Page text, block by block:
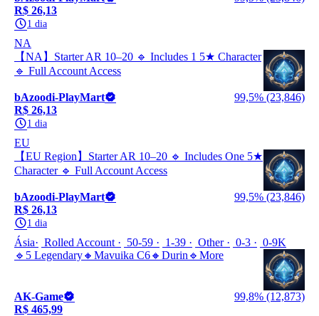
R$ 26,13
1 dia
NA
【NA】Starter AR 10–20 🔹 Includes 1 5★ Character
🔹 Full Account Access
bAzoodi-PlayMart
99,5% (23,846)
R$ 26,13
1 dia
EU
【EU Region】Starter AR 10–20 🔹 Includes One 5★
Character 🔹 Full Account Access
bAzoodi-PlayMart
99,5% (23,846)
R$ 26,13
1 dia
Ásia Rolled Account 50-59 1-39 Other 0-3
0-9K
🔹5 Legendary🔸Mavuika C6🔸Durin🔹More
AK-Game
99,8% (12,873)
R$ 465,99